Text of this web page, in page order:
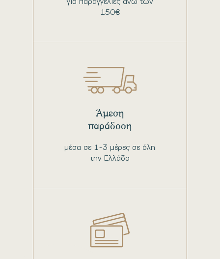
150€
μέσα σε 1-3 μέρες σε όλη
την Ελλάδα
Άμεση
παράδοση